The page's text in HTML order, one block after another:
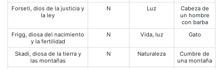
Forseti, dios de la justicia y
la ley
N Luz
Cabeza de
un hombre
con barba
Frigg, diosa del nacimiento
y la fertilidad
N Vida, luz Gato
Skadi, diosa de la tierra y
las montañas
N Naturaleza
Cumbre de
una montaña